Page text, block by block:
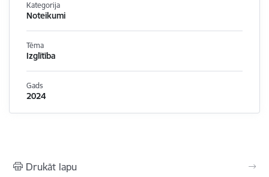
Kategorija
Noteikumi
Tēma
Izglītība
Gads
2024
Drukāt lapu